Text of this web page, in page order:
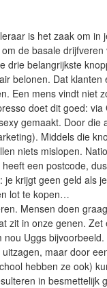
is het zaak om
de basale
drie belangrijkste
belonen. Dat
Een mens vindt niet
doet dit goed:
gemaakt. Door die
Middels die
niets mislopen.
een postcode,
je krijgt geen geld als
lot te kopen…
Mensen doen
zit in onze genen.
nou Uggs
maar door
hebben ze ook)
in besmettelijk